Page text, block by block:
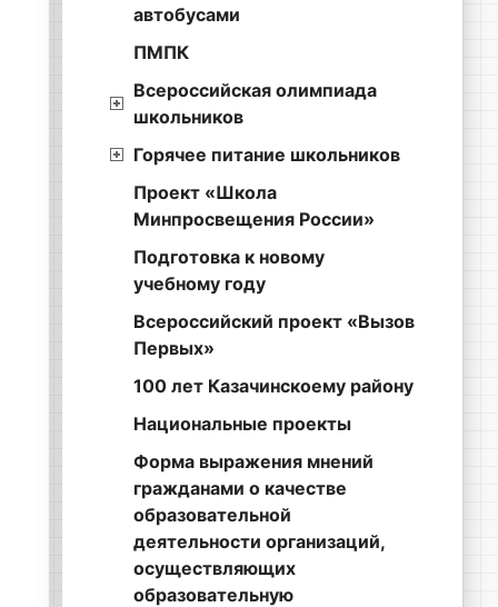
автобусами
ПМПК
Всероссийская олимпиада
школьников
Горячее питание школьников
Проект «Школа
Минпросвещения России»
Подготовка к новому
учебному году
Всероссийский проект «Вызов
Первых»
100 лет Казачинскоему району
Национальные проекты
Форма выражения мнений
гражданами о качестве
образовательной
деятельности организаций,
осуществляющих
образовательную